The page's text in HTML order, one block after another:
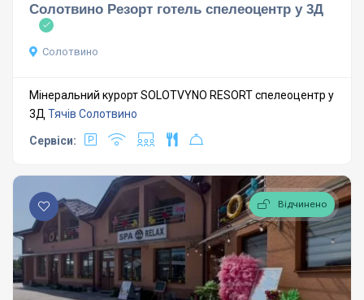
Солотвино Резорт готель спелеоцентр у 3Д
Солотвино
Мінеральний курорт SOLOTVYNO RESORT спелеоцентр у
3Д Тячів Солотвино
Сервіси:
Відчинено